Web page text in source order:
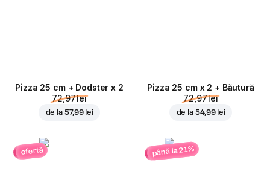
Pizza 25 cm + Dodster x 2
72,97 lei
de la 57,99 lei
Pizza 25 cm x 2 + Băutură
72,97 lei
de la 54,99 lei
ofertă până la 21%